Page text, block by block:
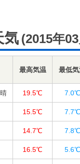
気 (2015年
最高気温 最低
19.5℃ 7.0℃
15.5℃ 7.7℃
14.7℃ 7.8℃
16.5℃ 5.6℃